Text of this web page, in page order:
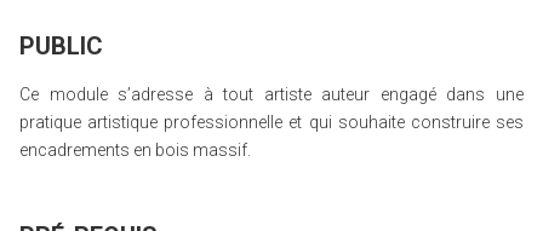
PUBLIC
Ce module s’adresse à tout artiste auteur engagé dans une
pratique artistique professionnelle et qui souhaite construire ses
encadrements en bois massif.